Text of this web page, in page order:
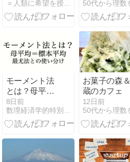
『電磁誘導の
理』再び～ JO
＝人類に希望を授ける方程式革命＝
ました
モーメント法
とは？母平均
＝標本平均の
発想と最尤法
との使い分け
8日前
数理経済学的特別計画
お菓子の森＆
蔵のカフェ
12日前